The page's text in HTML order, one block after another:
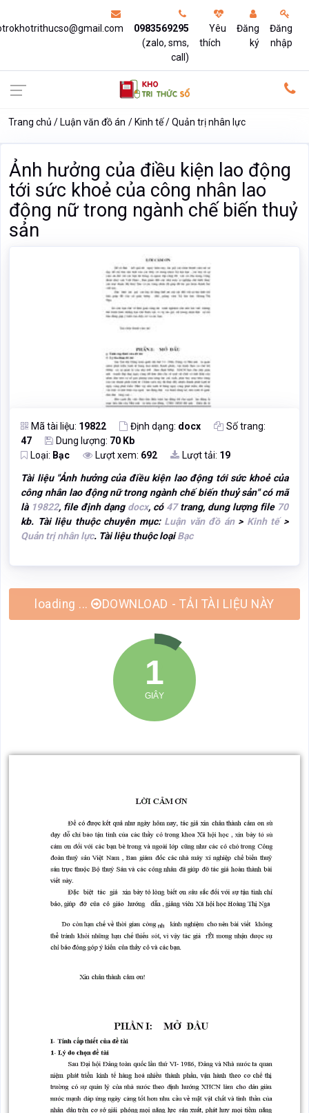
0983569295
(zalo, sms,
call)
Yêu
thích
Đăng
ký
Đăng
nhập
Trang chủ Luận văn đồ án Kinh tế Quản trị nhân lực
Ảnh hưởng của điều kiện lao động
tới sức khoẻ của công nhân lao
động nữ trong ngành chế biến thuỷ
sản
Mã tài liệu: 19822 Định dạng: docx
Số trang:
47
Dung lượng: 70 Kb
Loại: Bạc Lượt xem: 692 Lượt tải: 19
Tài liệu "Ảnh hưởng của điều kiện lao động tới sức khoẻ của
công nhân lao động nữ trong ngành chế biến thuỷ sản" có mã
là 19822, file định dạng docx, có 47trang, dung lượng file 70
kb. Tài liệu thuộc chuyên mục: Luận văn đồ án> Kinh tế>
Quản trị nhân lực. Tài liệu thuộc loạiBạc
DOWNLOAD - TẢI TÀI LIỆU NÀY